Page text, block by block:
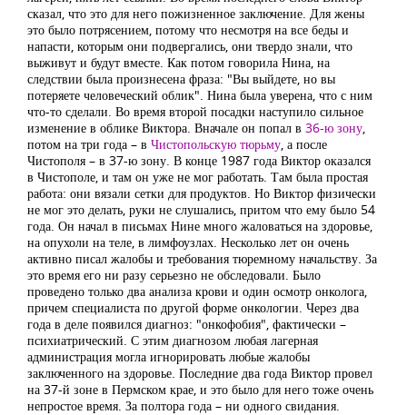
сказал, что это для него пожизненное заключение. Для жены
это было потрясением, потому что несмотря на все беды и
напасти, которым они подвергались, они твердо знали, что
выживут и будут вместе. Как потом говорила Нина, на
следствии была произнесена фраза: "Вы выйдете, но вы
потеряете человеческий облик". Нина была уверена, что с ним
что-то сделали. Во время второй посадки наступило сильное
изменение в облике Виктора. Вначале он попал в 36-ю зону,
потом на три года – в Чистопольскую тюрьму, а после
Чистополя – в 37-ю зону. В конце 1987 года Виктор оказался
в Чистополе, и там он уже не мог работать. Там была простая
работа: они вязали сетки для продуктов. Но Виктор физически
не мог это делать, руки не слушались, притом что ему было 54
года. Он начал в письмах Нине много жаловаться на здоровье,
на опухоли на теле, в лимфоузлах. Несколько лет он очень
активно писал жалобы и требования тюремному начальству. За
это время его ни разу серьезно не обследовали. Было
проведено только два анализа крови и один осмотр онколога,
причем специалиста по другой форме онкологии. Через два
года в деле появился диагноз: "онкофобия", фактически –
психиатрический. С этим диагнозом любая лагерная
администрация могла игнорировать любые жалобы
заключенного на здоровье. Последние два года Виктор провел
на 37-й зоне в Пермском крае, и это было для него тоже очень
непростое время. За полтора года – ни одного свидания.